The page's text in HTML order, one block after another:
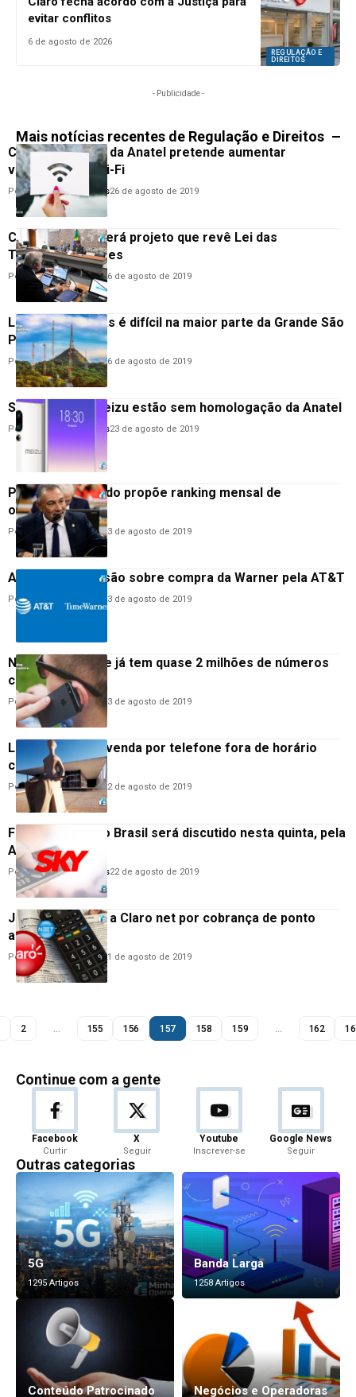
REGULAÇÃO E
DIREITOS
evitar conflitos
6 de agosto de 2026
- Publicidade -
Mais notícias recentes de Regulação e Direitos
Consulta pública da Anatel pretende aumentar
velocidade do Wi-Fi
PorAnderson Guimarães26 de agosto de 2019
Comissão debaterá projeto que revê Lei das
Telecomunicações
Por Hemerson Brandão26 de agosto de 2019
Licenciar antenas é difícil na maior parte da Grande São
Paulo
PorHemerson Brandão26 de agosto de 2019
Smartphones Meizu estão sem homologação da Anatel
Por Anderson Guimarães23 de agosto de 2019
Projeto no Senado propõe ranking mensal de
operadoras
Por Hemerson Brandão23 de agosto de 2019
Anatel adia decisão sobre compra da Warner pela AT&T
PorHemerson Brandão 23 de agosto de 2019
Não Me Perturbe já tem quase 2 milhões de números
cadastrados
PorHemerson Brandão 23 de agosto de 2019
Lei pode proibir venda por telefone fora de horário
comercial
PorHemerson Brandão 22 de agosto de 2019
Futuro da SKY no Brasil será discutido nesta quinta, pela
Anatel
PorAnderson Guimarães22 de agosto de 2019
Justiça condena a Claro net por cobrança de ponto
adicional
PorHemerson Brandão 21 de agosto de 2019
2 155 156 157 158 159 162
Continue com a gente
Facebook
Curtir
X
Seguir
Youtube
Inscrever-se
Google News
Seguir
Outras categorias
5G
1295 Artigos
Banda Larga
1258 Artigos
Conteúdo Patrocinado Negócios e Operadoras